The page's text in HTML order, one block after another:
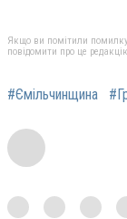
Якщо ви помітили помилку,
повідомити про це
#Ємільчинщина